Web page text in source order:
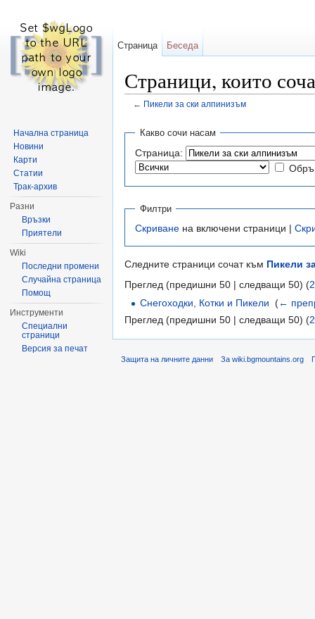
Страници, които
← Пикели за ски алпинизъм
Какво сочи насам
Страница:
Филтри
Скриване на включени страници |
Следните страници сочат към Пикели
Преглед (предишни 50 | следващи 50) (
Снегоходки, Котки и Пикели
(←
Преглед (предишни 50 | следващи 50) (
Страница Беседа
Начална страница
Новини
Карти
Статии
Трак-архив
Разни
Връзки
Приятели
Wiki
Последни промени
Случайна страница
Помощ
Инструменти
Специални
страници
Версия за печат
Защита на личните данни За wiki.bgmountains.org